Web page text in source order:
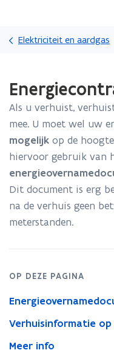
Elektriciteit en aardgas
met
laden.
bevindt
op:
Energiecontracten
verhuis
Als u verhuist,
mee. U moet wel uw
mogelijk op de
hiervoor gebruik van
Dit document is erg
na de verhuis geen
meterstanden.
OP DEZE PAGINA
Verhuisinformatie
Meer info